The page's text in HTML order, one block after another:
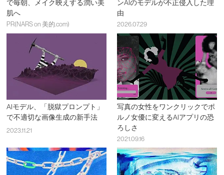
で毎朝、メイク映えする潤い美
肌へ
PR(NARS on 美的.com)
ンAIのモデルが不正侵入した理
由
2026.07.29
AIモデル、「脱獄プロンプト」
で不適切な画像生成の新手法
2023.11.21
写真の女性をワンクリックでポ
ルノ女優に変えるAIアプリの恐
ろしさ
2021.09.16